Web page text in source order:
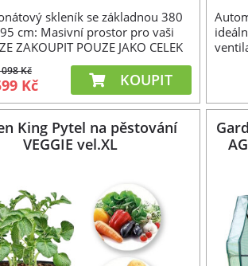
skleník se základnou 380
cm: Masivní prostor pro vaši
ZAKOUPIT POUZE JAKO CELEK
Kč
Kč KOUPIT
King Pytel na pěstování
VEGGIE vel.XL